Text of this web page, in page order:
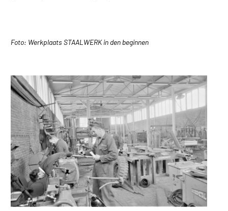
Foto: Werkplaats STAALWERK in den beginnen